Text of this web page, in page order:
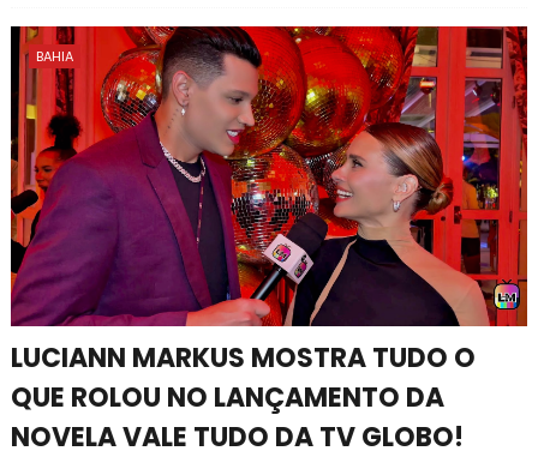
BAHIA
LUCIANN MARKUS MOSTRA TUDO O
QUE ROLOU NO LANÇAMENTO DA
NOVELA VALE TUDO DA TV GLOBO!